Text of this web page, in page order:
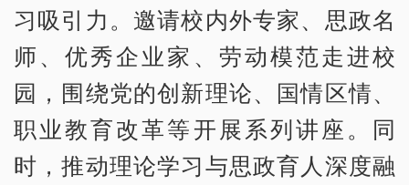
习吸引力。邀请校内外专家、思政名
师、优秀企业家、劳动模范走进校
园，围绕党的创新理论、国情区情、
职业教育改革等开展系列讲座。同
时，推动理论学习与思政育人深度融